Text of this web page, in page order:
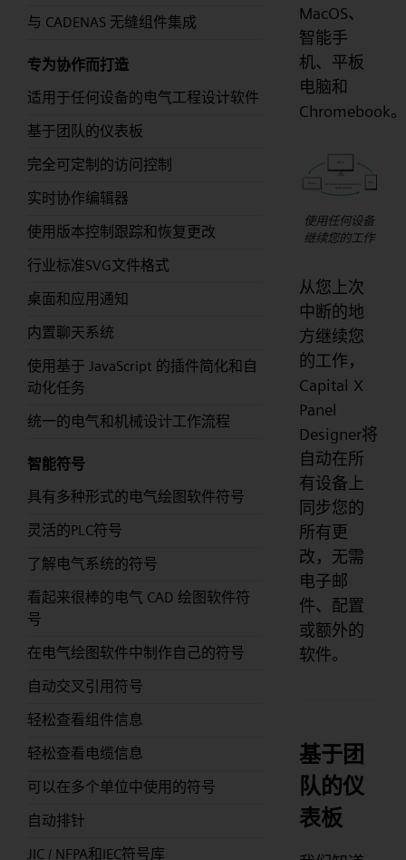
与 CADENAS 无缝组件集成
专为协作而打造
适用于任何设备的电气工程设计软件
基于团队的仪表板
完全可定制的访问控制
实时协作编辑器
使用版本控制跟踪和恢复更改
行业标准SVG文件格式
桌面和应用通知
内置聊天系统
使用基于 JavaScript 的插件简化和自
动化任务
统一的电气和机械设计工作流程
智能符号
具有多种形式的电气绘图软件符号
灵活的PLC符号
了解电气系统的符号
看起来很棒的电气 CAD 绘图软件符
号
在电气绘图软件中制作自己的符号
自动交叉引用符号
轻松查看组件信息
轻松查看电缆信息
可以在多个单位中使用的符号
自动排针
JIC / NFPA和IEC符号库
MacOS、
智能手
机、平板
电脑和
Chromebook。
使用任何设备
继续您的工作
从您上次
中断的地
方继续您
的工作，
Capital X
Panel
Designer将
自动在所
有设备上
同步您的
所有更
改，无需
电子邮
件、配置
或额外的
软件。
基于团
队的仪
表板